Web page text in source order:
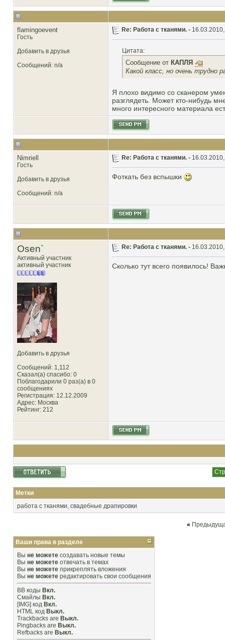
flamingoevent
Гость
Добавить в друзья
Сообщений: n/a
Re: Работа с тканями. -
Цитата:
Сообщение от КАПЛЯ
Какой класс, но очень трудно
Я плохо видимо со сканером
разглядеть. Может кто-нибудь
много интересного материала
Nimriell
Гость
Добавить в друзья
Сообщений: n/a
Re: Работа с тканями. -
Фоткать без вспышки
Osen`
Активный участник
активный участник
Добавить в друзья
Сообщений: 1,112
Сказал(а) спасибо: 0
Поблагодарили 0 раз(а) в 0
сообщениях
Регистрация: 12.12.2009
Адрес: Москва
Рейтинг: 212
Re: Работа с тканями. -
Сколько тут всего появилось!
Метки
работа с тканями, свадебные драпировки
«
Ваши права в разделе
Вы не можете создавать новые темы
Вы не можете отвечать в темах
Вы не можете прикреплять вложения
Вы не можете редактировать свои сообщения
BB коды Вкл.
Смайлы Вкл.
[IMG] код Вкл.
HTML код Выкл.
Trackbacks are Выкл.
Pingbacks are Выкл.
Refbacks are Выкл.